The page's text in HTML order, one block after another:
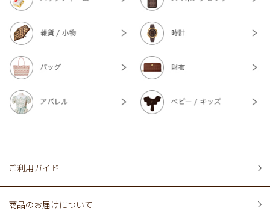
ご利用ガイド
商品のお届けについて